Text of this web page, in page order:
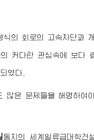
의 회로의 고속차단과
커다란 관심속에 보다
였다.
많은 문제들을 해명하여
동지의 세계일류급대학건